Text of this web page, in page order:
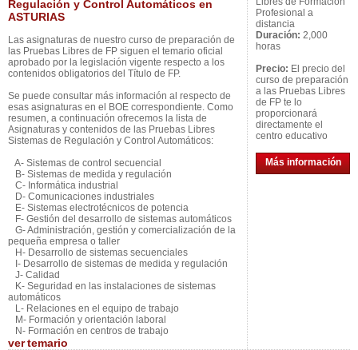
Regulación y Control Automáticos en
ASTURIAS
Las asignaturas de nuestro curso de preparación de
las Pruebas Libres de FP siguen el temario oficial
aprobado por la legislación vigente respecto a los
contenidos obligatorios del Título de FP.
Se puede consultar más información al respecto de
esas asignaturas en el BOE correspondiente. Como
resumen, a continuación ofrecemos la lista de
Asignaturas y contenidos de las Pruebas Libres
Sistemas de Regulación y Control Automáticos:
A- Sistemas de control secuencial
B- Sistemas de medida y regulación
C- Informática industrial
D- Comunicaciones industriales
E- Sistemas electrotécnicos de potencia
F- Gestión del desarrollo de sistemas automáticos
G- Administración, gestión y comercialización de la
pequeña empresa o taller
H- Desarrollo de sistemas secuenciales
I- Desarrollo de sistemas de medida y regulación
J- Calidad
K- Seguridad en las instalaciones de sistemas
automáticos
L- Relaciones en el equipo de trabajo
M- Formación y orientación laboral
N- Formación en centros de trabajo
vertemario
Profesional a
distancia
Duración: 2,000
horas
Precio: El precio del
curso de preparación
a las Pruebas Libres
de FP te lo
proporcionará
directamente el
centro educativo
Más información